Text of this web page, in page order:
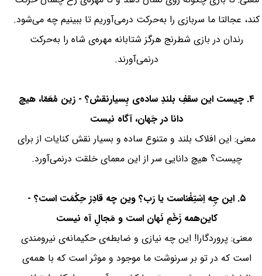
کند، عجالتا ما سربازی را به‌حرکت درمی‌آوریم تا ببینیم چه می‌شود.
رندان در بازی شطرنج هرگز شتابانه مهره‌ی شاه را به‌حرکت
درنمی‌آورند.
۴. چیست این سقفِ بلندِ ساده‌ی بِسیارنقش؟ - زین مُعَمّا، هیچ
دانا در جَهان، آگاه نیست
معنی: این افلاک بلند و متنوع ساده و بسیار نقش کنایات از برای
چیست؟ هیچ دانایی سر از این معمای خلقت درنمی‌آورد.
۵. این چِه اِسْتِغْناست یا رَب؟ وین چه قادِرْ حِکْمَت است؟ -
کاین‌همه زَخْمِ نَهان است و مَجالِ آه نیست
معنی: پروردگارا! این چه نیازی و ضابطه‌ی حکیمانه‌ی نیرومندی
است که در تو بر سرنوشت ما موجود و موثر است که با همه‌ی